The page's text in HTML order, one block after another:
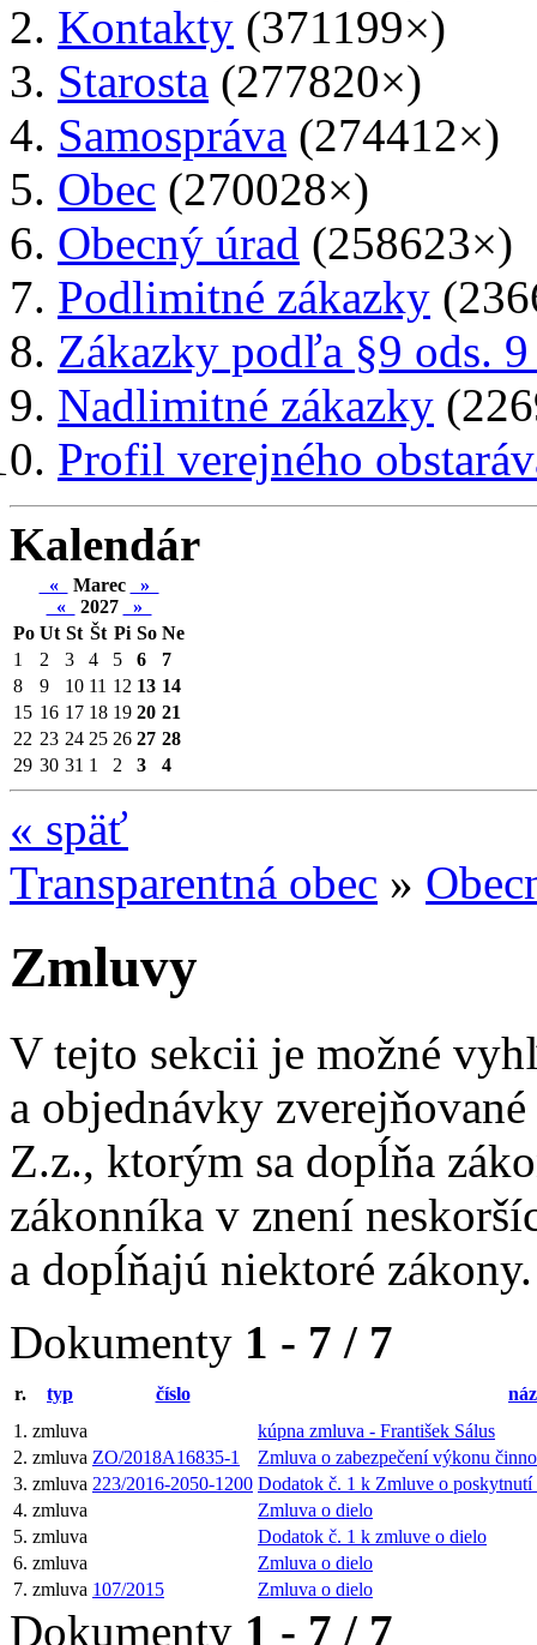
Kontakty (371199×)
Starosta (277820×)
Samospráva (274412×)
Obec (270028×)
Obecný úrad (258623×)
Podlimitné zákazky
Zákazky podľa §9 ods.
Nadlimitné zákazky
Profil verejného
Kalendár
« Marec
»
«
2027
»
Po Ut St Št Pi So Ne
1
2 3 4 5 6
7
8
9 10 11 12 13 14
15 16 17 18 19 20 21
22 23 24 25 26 27 28
29 30 31 1 2 3 4
« späť
Transparentná obec »
Zmluvy
V tejto sekcii je možné
a objednávky
Z.z., ktorým sa dopĺňa
zákonníka v znení
a dopĺňajú niektoré zákony.
Dokumenty 1 - 7 / 7
r. typ číslo
1. zmluva
kúpna zmluva - František Sálus
2. zmluva ZO/2018A16835-1
Zmluva o zabezpečení výkonu
3. zmluva 223/2016-2050-1200 Dodatok č. 1 k Zmluve o poskytnutí
4. zmluva
Zmluva o dielo
5. zmluva
Dodatok č. 1 k zmluve o dielo
6. zmluva
Zmluva o dielo
7. zmluva 107/2015 Zmluva o dielo
Dokumenty 1 - 7 / 7